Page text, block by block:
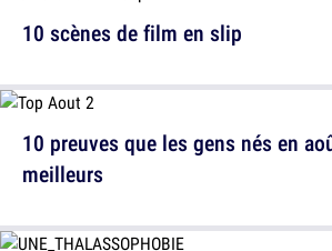
10 scènes de film en slip
10 preuves que les gens nés en
meilleurs